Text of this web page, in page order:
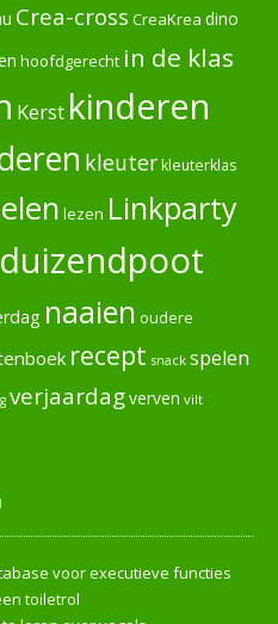
Crea-cross CreaKrea dino
hoofdgerecht in de klas
Kerst kinderen
kleuterkleuterklas
lezen Linkparty
naaien oudere
recept snack spelen
verjaardagverven vilt
voor executieve functies
toiletrol